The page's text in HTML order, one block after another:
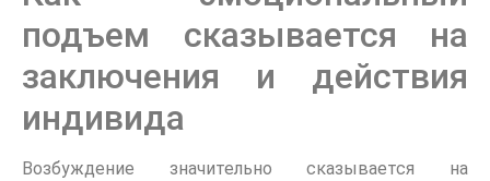
подъем сказывается на
заключения и действия
индивида
Возбуждение значительно сказывается на